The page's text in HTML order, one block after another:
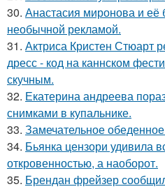
30. Анастасия миронова и её
необычной рекламой.
31. Актриса Кристен Стюарт
дресс - код на каннском
скучным.
32. Екатерина андреева
снимками в купальнике.
33. Замечательное
34. Бьянка цензори удивила
откровенностью, а наоборот.
35. Брендан фрейзер